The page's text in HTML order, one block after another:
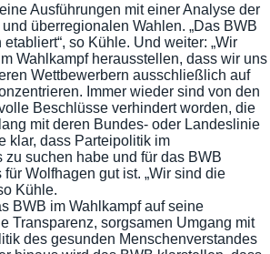
Ausführungen mit einer Analyse der
überregionalen Wahlen. „Das BWB
so Kühle. Und weiter: „Wir
Wahlkampf herausstellen, dass wir uns
Wettbewerbern ausschließlich auf
Immer wieder sind von den
Beschlüsse verhindert worden, die
mit deren Bundes- oder Landeslinie
klar, dass Parteipolitik im
zu suchen habe und für das BWB
Wolfhagen gut ist. „Wir sind die
Kühle.
BWB im Wahlkampf auf seine
Transparenz, sorgsamen Umgang mit
des gesunden Menschenverstandes